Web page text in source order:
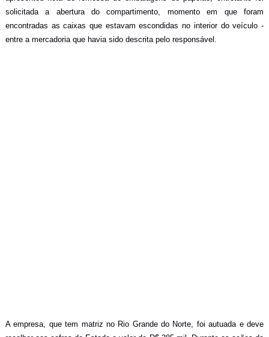
solicitada a abertura do compartimento, momento em que foram
encontradas as caixas que estavam escondidas no interior do veículo -
entre a mercadoria que havia sido descrita pelo responsável.
A empresa, que tem matriz no Rio Grande do Norte, foi autuada e deve